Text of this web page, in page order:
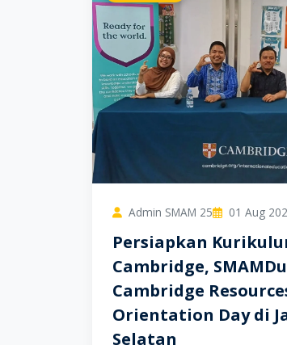
Admin SMAM 25 01 Aug
Persiapkan
Cambridge,
Cambridge
Orientation Day di
Selatan